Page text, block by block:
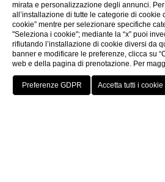
Vai a ITI Hotels
Porto Cervo -
S. Teresa di Gallura - Grand Hotel
miglior tariffa
HOTELS OFFERTE
mirata e personalizzazione degli annunci.
all’installazione di tutte le categorie di cookie
cookie” mentre per selezionare specifiche
"Seleziona i cookie"; mediante la “x” puoi
rifiutando l’installazione di cookie diversi da
banner e modificare le preferenze, clicca su
web e della pagina di prenotazione. Per